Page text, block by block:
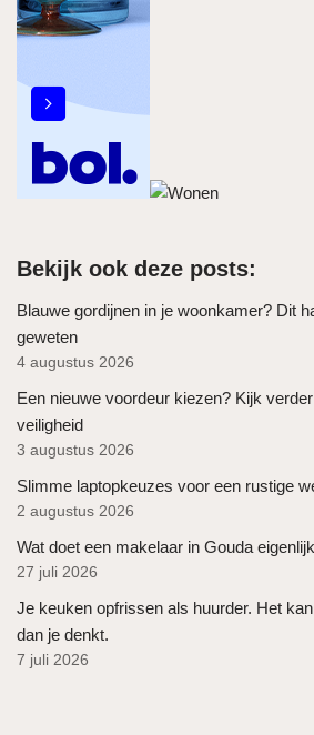
Bekijk ook deze posts:
Blauwe gordijnen in je woonkamer? Dit
geweten
4 augustus 2026
Een nieuwe voordeur kiezen? Kijk
veiligheid
3 augustus 2026
Slimme laptopkeuzes voor een rustige
2 augustus 2026
Wat doet een makelaar in Gouda
27 juli 2026
Je keuken opfrissen als huurder. Het
dan je denkt.
7 juli 2026